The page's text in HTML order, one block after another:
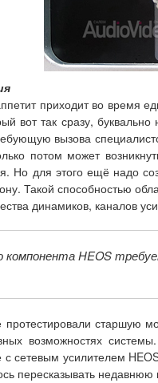
приходит во время
вот так сразу,
вызова
потом может
Но для этого ещё надо
Такой способностью
динамиков, каналов
HEOS
старшую
возможностях
с сетевым усилителем
пересказывать недавнюю